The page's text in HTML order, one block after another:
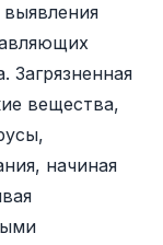
Загрязненная
вещества,
начиная